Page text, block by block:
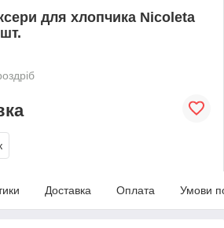
для хлопчика Nicoleta
Доставка Оплата Умови